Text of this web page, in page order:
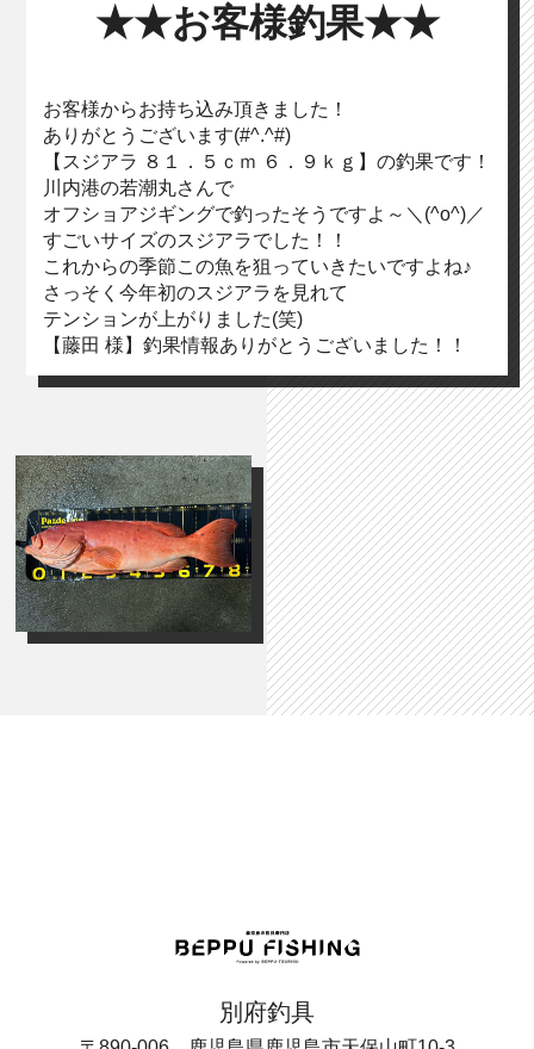
★★お客様釣果★★
お客様からお持ち込み頂きました！
ありがとうございます(#^.^#)
【スジアラ ８１．５ｃｍ ６．９ｋｇ】の釣果です！
川内港の若潮丸さんで
オフショアジギングで釣ったそうですよ～＼(^o^)／
すごいサイズのスジアラでした！！
これからの季節この魚を狙っていきたいですよね♪
さっそく今年初のスジアラを見れて
テンションが上がりました(笑)
【藤田 様】釣果情報ありがとうございました！！
別府釣具